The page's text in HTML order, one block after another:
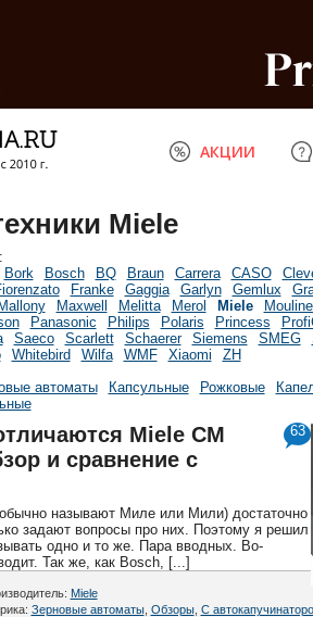
АКЦИИ
Miele
Bork Bosch BQ Braun Carrera CASO
Franke Gaggia Garlyn Gemlux
Mallony Maxwell Melitta Merol Miele
Panasonic Philips Polaris Princess
Saeco Scarlett Schaerer Siemens SMEG
Whitebird Wilfa WMF Xiaomi
ZH
автоматы Капсульные Рожковые
63
Miele CM
и сравнение с
называют Миле или Мили) достаточно
задают вопросы про них. Поэтому я решил
одно и то же. Пара вводных. Во-
Так же, как Bosch, [...]
Miele
Зерновые автоматы, Обзоры, С